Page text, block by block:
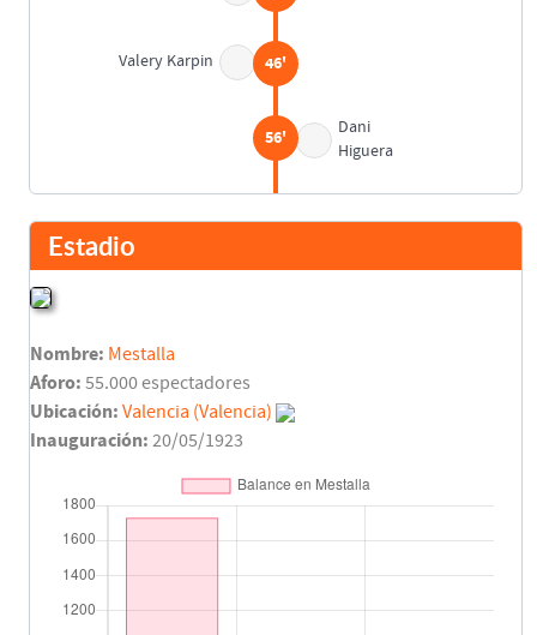
Valery Karpin 46'
Dani
Higuera
56'
Pepe Gálvez
Leandro Machado
Andoni Zubizarreta
Vicente Engonga
Radimov
Estadio
Nombre: Mestalla
Aforo: 55.000 espectadores
Ubicación: Valencia (Valencia)
Inauguración: 20/05/1923